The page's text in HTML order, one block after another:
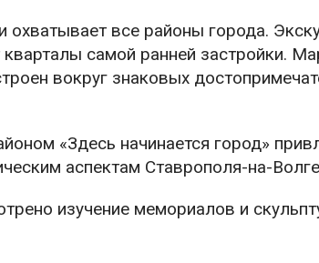
охватывает все районы города.
самой ранней застройки.
вокруг знаковых
«Здесь начинается город»
аспектам Ставрополя-на-
изучение мемориалов и